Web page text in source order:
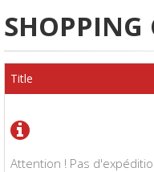
SHOPPING
Attention ! Pas
Title